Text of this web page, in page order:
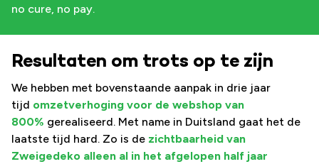
no cure, no pay.
Resultaten om trots op te zijn
We hebben met bovenstaande aanpak in drie jaar
tijd omzetverhoging voor de webshop van
800% gerealiseerd. Met name in Duitsland gaat het de
laatste tijd hard. Zo is de zichtbaarheid van
Zweigedeko alleen al in het afgelopen half jaar